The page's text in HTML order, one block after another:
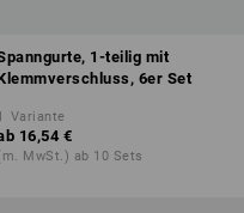
1-teilig mit
6er Set
Variante
16,54 €
MwSt.) ab 10 Sets